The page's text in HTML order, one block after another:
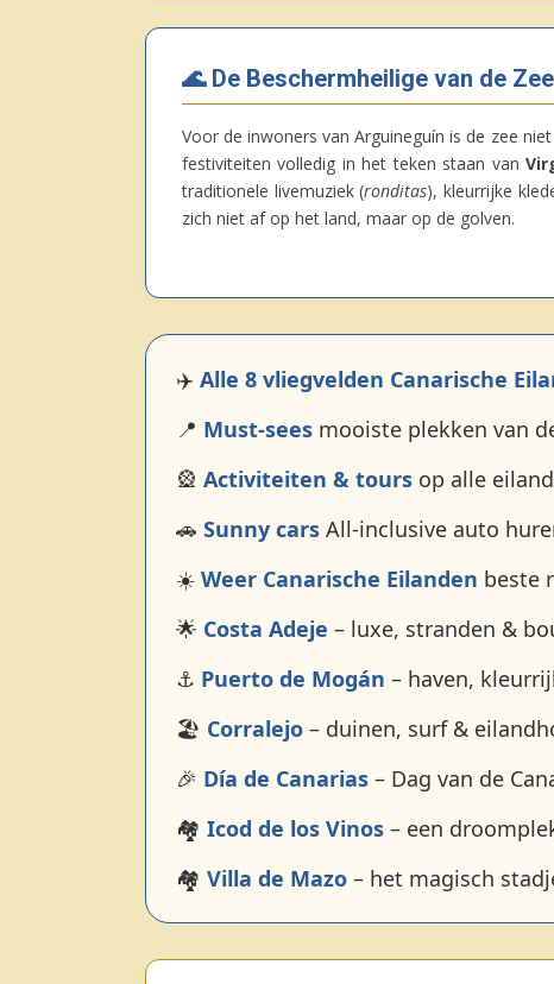
🌊 De Beschermheilige van de Zee
Voor de inwoners van Arguineguín is de zee
festiviteiten volledig in het teken staan van
traditionele livemuziek (ronditas), kleurrijke
zich niet af op het land, maar op de golven.
✈️ Alle 8 vliegvelden Canarische
📍 Must‑sees mooiste plekken van
🎡 Activiteiten & tours op alle
🚗 Sunny cars All-inclusive auto
☀️ Weer Canarische Eilanden beste
🌟 Costa Adeje – luxe, stranden &
⚓ Puerto de Mogán – haven,
🏖️ Corralejo – duinen, surf &
🎉 Día de Canarias – Dag van de
🏘️ Icod de los Vinos – een
🏘️ Villa de Mazo – het magisch